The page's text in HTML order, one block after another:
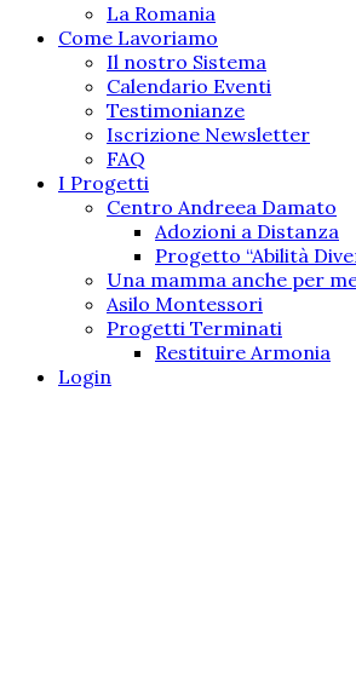
La Romania
Come Lavoriamo
Il nostro Sistema
Calendario Eventi
Testimonianze
Iscrizione Newsletter
FAQ
I Progetti
Centro Andreea Damato
Adozioni a Distanza
Progetto “Abilità
Una mamma anche per
Asilo Montessori
Progetti Terminati
Restituire Armonia
Login